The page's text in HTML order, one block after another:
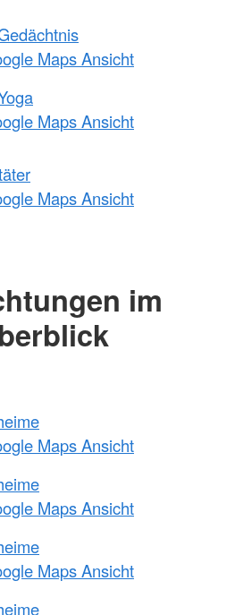
Maps Ansicht
Maps Ansicht
Maps Ansicht
im
Maps Ansicht
Maps Ansicht
Maps Ansicht